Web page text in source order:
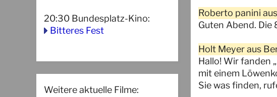
20:30 Bundesplatz-Kino:
Bitteres Fest
Weitere aktuelle Filme:
Roberto panini
Guten Abend. Die
Holt Meyer aus
Hallo! Wir fanden
mit einem
Sie was finden,